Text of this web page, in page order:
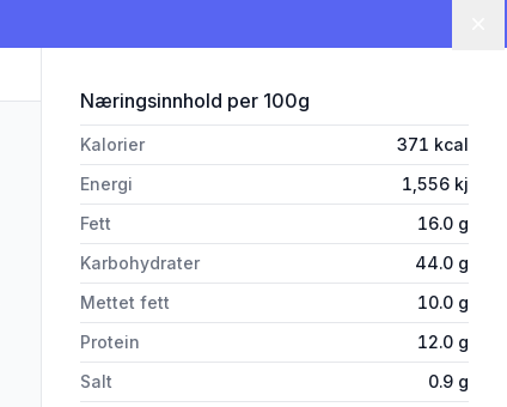
Næringsinnhold for 'Fløtemysost Lettere
per 100g
Kalorier 371 kcal
Energi
1,556 kj
Fett
16.0 g
Karbohydrater
44.0 g
Mettet fett
10.0 g
Protein
12.0 g
Salt
0.9 g